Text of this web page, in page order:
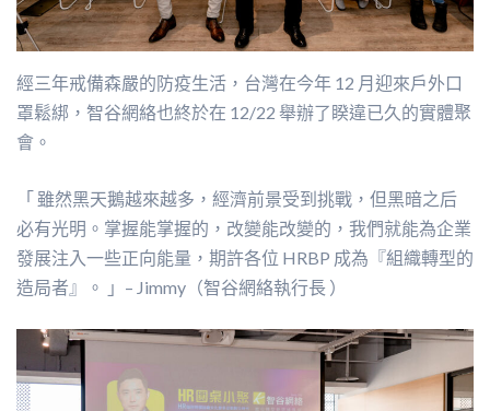
經三年戒備森嚴的防疫生活，台灣在今年 12 月迎來戶外口
罩鬆綁，智谷網絡也終於在 12/22 舉辦了睽違已久的實體聚
會。
「 雖然黑天鵝越來越多，經濟前景受到挑戰，但黑暗之后
必有光明。掌握能掌握的，改變能改變的，我們就能為企業
發展注入一些正向能量，期許各位 HRBP 成為『組織轉型的
造局者』。 」– Jimmy（智谷網絡執行長 ）